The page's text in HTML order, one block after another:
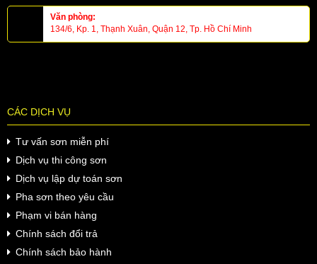
Văn phòng:
134/6, Kp. 1, Thạnh Xuân, Quận 12, Tp. Hồ Chí Minh
CÁC DỊCH VỤ
Tư vấn sơn miễn phí
Dịch vụ thi công sơn
Dịch vụ lập dự toán sơn
Pha sơn theo yêu cầu
Phạm vi bán hàng
Chính sách đổi trả
Chính sách bảo hành